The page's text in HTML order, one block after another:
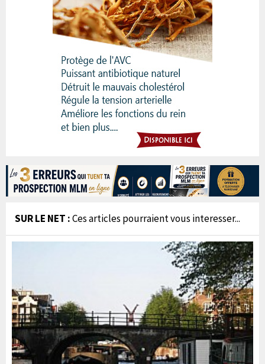
SUR LE NET :Ces articles pourraient vous interesser...